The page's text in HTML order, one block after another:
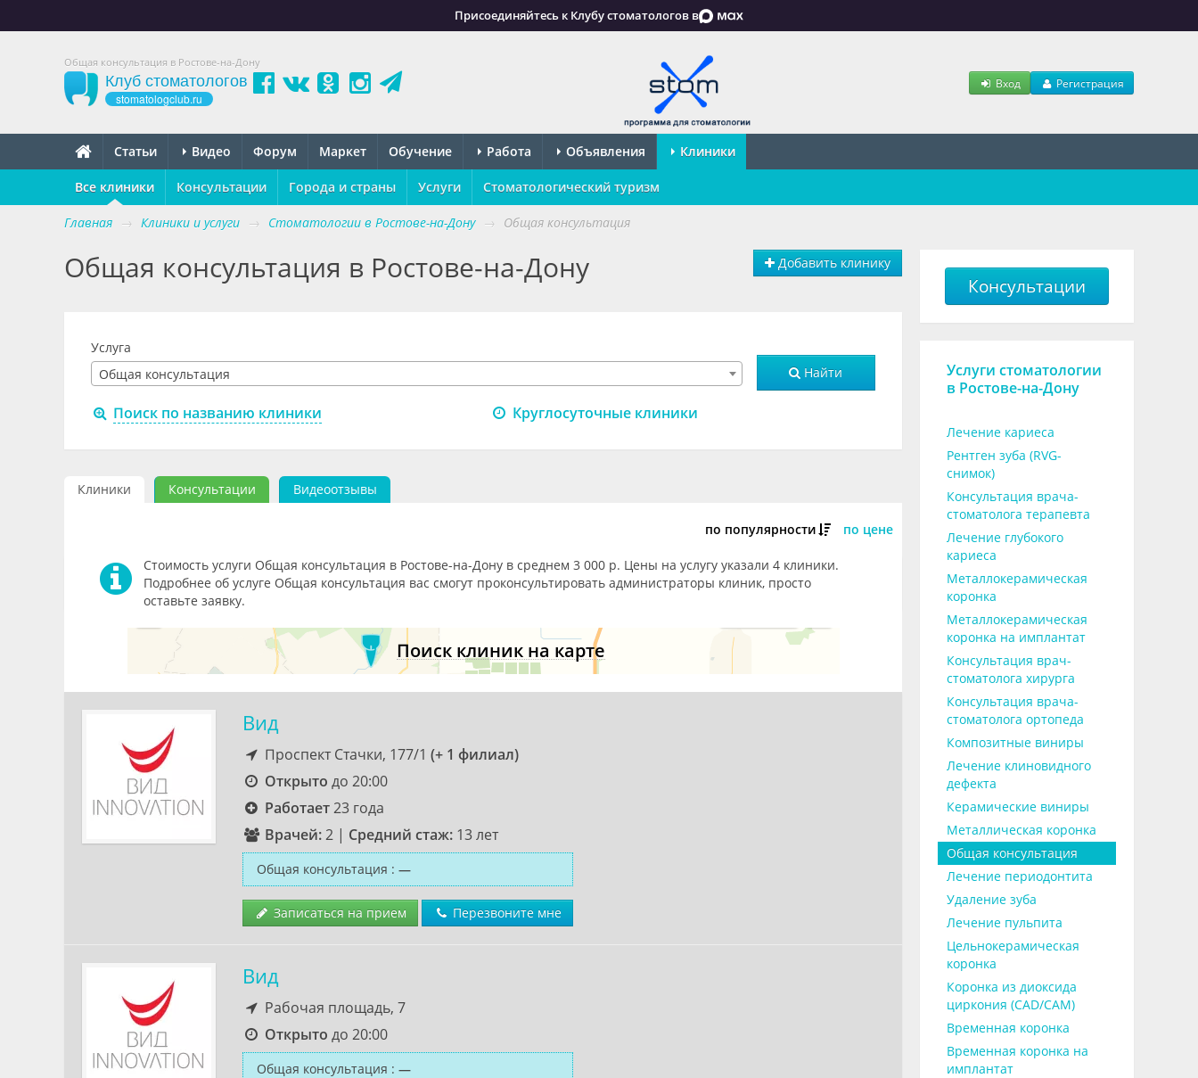
Присоединяйтесь к Клубу стоматологов в
Общая консультация в Ростове-на-Дону
Клуб стоматологов
stomatologclub.ru
Вход Регистрация
Статьи Видео Форум Маркет Обучение Работа Объявления Клиники
Все клиники Консультации Города и страны Услуги Стоматологический туризм
Главная → Клиники и услуги → Стоматологии в Ростове-на-Дону → Общая консультация
Добавить клинику
Общая консультация в Ростове-на-Дону
Услуга
Общая консультация
Найти
Поиск по названию клиники Круглосуточные клиники
Клиники Консультации Видеоотзывы
по популярности по цене
Стоимость услуги Общая консультация в Ростове-на-Дону в среднем 3 000 р. Цены на услугу указали 4 клиники.
Подробнее об услуге Общая консультация вас смогут проконсультировать администраторы клиник, просто
оставьте заявку.
Поиск клиник на карте
Вид
Проспект Стачки, 177/1 (+ 1 филиал)
Открыто до 20:00
Работает23 года
Врачей:2 | Средний стаж:13 лет
Общая консультация : —
Записаться на прием Перезвоните мне
Вид
Рабочая площадь, 7
Открыто до 20:00
Общая консультация : —
Консультации
Услуги стоматологии
в Ростове-на-Дону
Лечение кариеса
Рентген зуба (RVG-
снимок)
Консультация врача-
стоматолога терапевта
Лечение глубокого
кариеса
Металлокерамическая
коронка
Металлокерамическая
коронка на имплантат
Консультация врач-
стоматолога хирурга
Консультация врача-
стоматолога ортопеда
Композитные виниры
Лечение клиновидного
дефекта
Керамические виниры
Металлическая коронка
Общая консультация
Лечение периодонтита
Удаление зуба
Лечение пульпита
Цельнокерамическая
коронка
Коронка из диоксида
циркония (CAD/CAM)
Временная коронка
Временная коронка на
имплантат